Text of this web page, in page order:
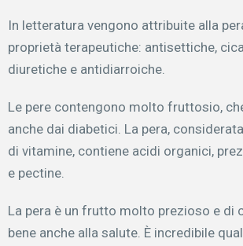
In letteratura vengono attribuite alla
proprietà terapeutiche: antisettiche,
diuretiche e antidiarroiche.
Le pere contengono molto fruttosio,
anche dai diabetici. La pera,
di vitamine, contiene acidi organici,
e pectine.
La pera è un frutto molto prezioso e di
bene anche alla salute. È incredibile